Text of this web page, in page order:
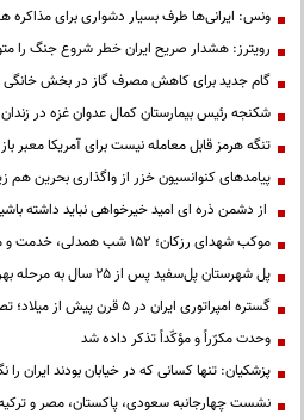
ونس: ایرانی‌ها طرف بسیار دشواری برای مذاکره
رویترز: هشدار صریح ایران خطر شروع جنگ را
گام جدید برای کاهش مصرف گاز در بخش خانگی
شکنجه رئیس بیمارستان کمال عدوان غزه در
تنگه هرمز قابل معامله نیست برای آمریکا معبر باز
پیامدهای کنوانسیون خزر از واگذاری بحرین هم
از دشمن ذره ای امید خیرخواهی نباید داشته
موکب شهدای رزکان؛ ۱۵۲ شب همدلی، خدمت و میزبانی از مردم ولایت‌مدار شهریار
پل شهرستان پل‌سفید پس از ۲۵ سال به مرحله بهره‌برداری رسید
گستره امپراتوری ایران در ۵ قرن پیش از میلاد؛ تصویری از ایران ۲۵ قرن پیش
وحدت مکرّراً و مؤکّداً تذکر داده شد
پزشکیان: تنها کسانی که در خیابان بودند ایران
نشست چهارجانبه سعودی، پاکستان، مصر و ترکیه